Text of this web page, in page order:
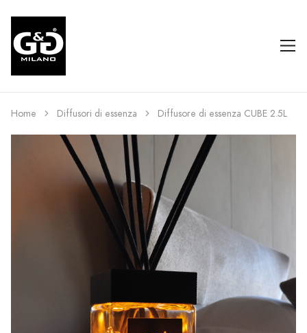
Home Diffusori di essenza Diffusore di essenza CUBE 2.5L